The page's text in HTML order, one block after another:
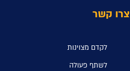
צרו קשר
לקדם מצוינות
לשתף פעולה